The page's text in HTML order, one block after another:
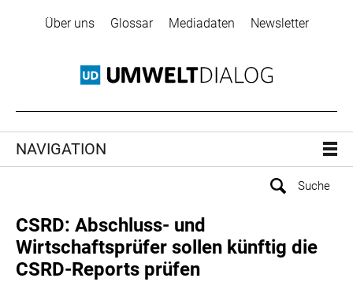
Über uns Glossar Mediadaten Newsletter
NAVIGATION
CSRD: Abschluss- und
Wirtschaftsprüfer sollen künftig die
CSRD-Reports prüfen